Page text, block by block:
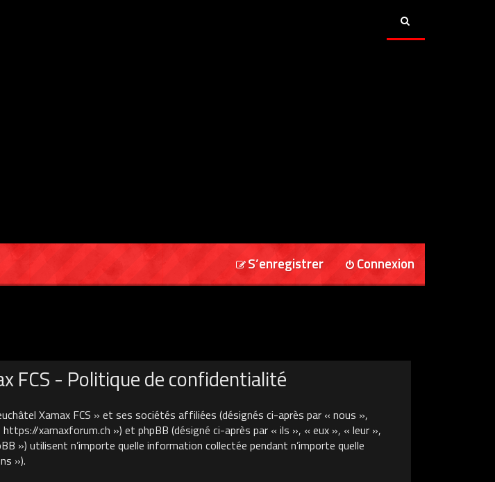
Connexion
S’enregistrer
FCS - Politique de confidentialité
Xamax FCS » et ses sociétés affiliées (désignés ci-après par « nous »,
xamaxforum.ch ») et phpBB (désigné ci-après par « ils », « eux », « leur »,
») utilisent n’importe quelle information collectée pendant n’importe quelle
»).